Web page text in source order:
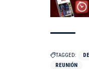
TAGGED:
REUNIÓN